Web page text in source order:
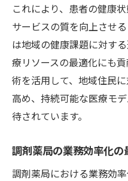
配送スケジュー
AIが導く効率的
在庫管理と配送
薬局のオペレー
地域との連携と
未来志向の調剤
AI導入で実現す
患者サービスの
これにより、患者の健康
サービスの質を向上させ
は地域の健康課題に対す
療リソースの最適化にも
術を活用して、地域住民
高め、持続可能な医療モ
待されています。
調剤薬局の業務効率化の
調剤薬局における業務効